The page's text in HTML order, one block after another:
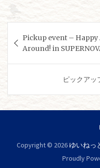
稿
ナ
ゲ
ー
ョ
Pickup event –
Around! in
ピックアッ
Copyright © 2026 ゆいねっ
Proudly